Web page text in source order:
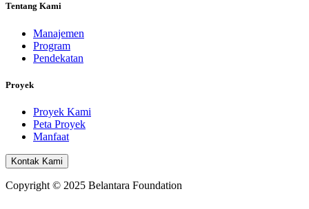
Tentang Kami
Manajemen
Program
Pendekatan
Proyek
Proyek Kami
Peta Proyek
Manfaat
Kontak Kami
Copyright © 2025 Belantara Foundation